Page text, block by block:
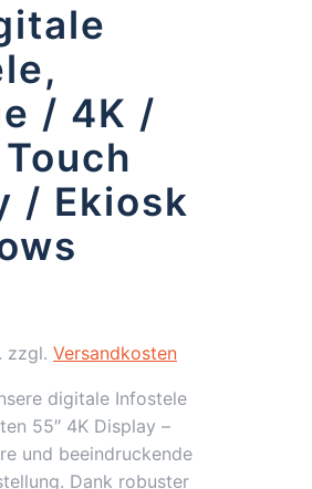
/ 4K /
/ Ekiosk
zzgl. Versandkosten
digitale Infostele
55″ 4K Display –
und beeindruckende
Dank robuster